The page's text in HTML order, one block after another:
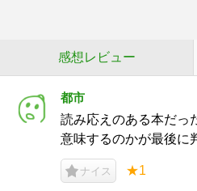
感想レビュー
都市
読み応えのある本だっ
意味するのかが最後に
ナイス ★1